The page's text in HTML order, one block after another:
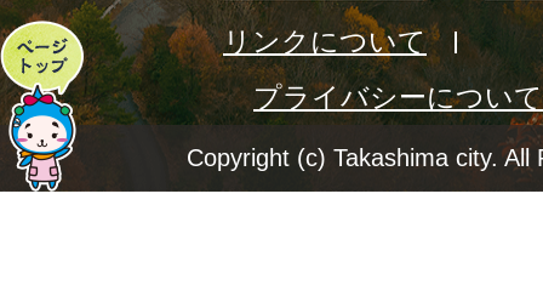
ペ
ー
ジ
リンクについて
プライバシーについて
Copyright (c) Takashima city. All